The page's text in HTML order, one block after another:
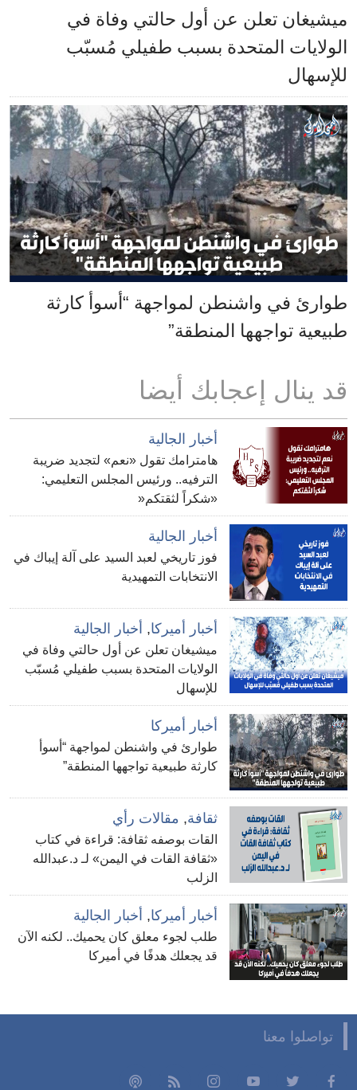
ميشيغان تعلن عن أول حالتي وفاة في
الولايات المتحدة بسبب طفيلي مُسبّب
للإسهال
طوارئ في واشنطن لمواجهة “أسوأ كارثة
طبيعية تواجهها المنطقة”
قد ينال إعجابك أيضا
أخبار الجالية
هامترامك تقول «نعم» لتجديد ضريبة
الترفيه.. ورئيس المجلس التعليمي:
«شكراً لثقتكم«
أخبار الجالية
فوز تاريخي لعبد السيد على آلة إيباك في
الانتخابات التمهيدية
أخبار أميركا, أخبار الجالية
ميشيغان تعلن عن أول حالتي وفاة في
الولايات المتحدة بسبب طفيلي مُسبّب
للإسهال
أخبار أميركا
طوارئ في واشنطن لمواجهة “أسوأ
كارثة طبيعية تواجهها المنطقة”
ثقافة, مقالات رأي
القات بوصفه ثقافة: قراءة في كتاب
«ثقافة القات في اليمن» لـ د.عبدالله
الزلب
أخبار أميركا, أخبار الجالية
طلب لجوء معلق كان يحميك.. لكنه الآن
قد يجعلك هدفًا في أميركا
تواصلوا معنا